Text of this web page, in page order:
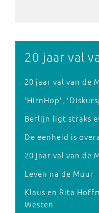
20 jaar val
20 jaar val van de
'HirnHop',
Berlijn ligt straks
De eenheid is
20 jaar val van de
Leven na de Muur
Klaus en Rita
Westen